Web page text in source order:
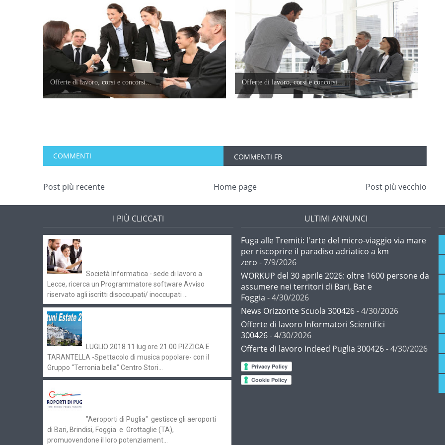
Offerte di lavoro, corsi e concorsi... Offerte di lavoro, corsi e concorsi...
COMMENTI COMMENTI FB
Post più recente Post più vecchio
Home page
I PIÙ CLICCATI
Società Informatica - sede di lavoro a
Lecce, ricerca un Programmatore software Avviso
riservato agli iscritti disoccupati/ inoccupati ...
LUGLIO 2018 11 lug ore 21.00 PIZZICA E
TARANTELLA -Spettacolo di musica popolare- con il
Gruppo “Terronia bella” Centro Stori...
"Aeroporti di Puglia" gestisce gli aeroporti
di Bari, Brindisi, Foggia e Grottaglie (TA),
promuovendone il loro potenziament...
ULTIMI ANNUNCI
Fuga alle Tremiti: l'arte del micro-viaggio via mare
per riscoprire il paradiso adriatico a km
zero - 7/9/2026
WORKUP del 30 aprile 2026: oltre 1600 persone da
assumere nei territori di Bari, Bat e
Foggia - 4/30/2026
News Orizzonte Scuola 300426- 4/30/2026
Offerte di lavoro Informatori Scientifici
300426- 4/30/2026
Offerte di lavoro Indeed Puglia 300426- 4/30/2026